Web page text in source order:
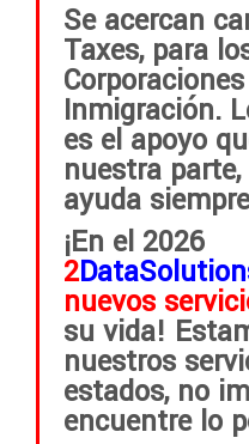
Se acercan
Taxes, para
Inmigración.
es el apoyo
nuestra
ayuda
¡En el 2026
2
nuevos
su vida!
nuestros
estados, no
encuentre lo